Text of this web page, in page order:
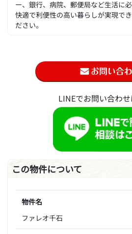
ー、銀行、病院、郵便局など生活に
快適で利便性の高い暮らしが実現で
ださい。
LINEでお問い合わ
この物件について
物件名
ファレオ千石